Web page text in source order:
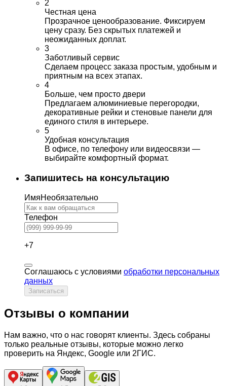
2
Честная цена
Прозрачное ценообразование. Фиксируем
цену сразу. Без скрытых платежей и
неожиданных доплат.
3
Заботливый сервис
Сделаем процесс заказа простым, удобным и
приятным на всех этапах.
4
Больше, чем просто двери
Предлагаем алюминиевые перегородки,
декоративные рейки и стеновые панели для
единого стиля в интерьере.
5
Удобная консультация
В офисе, по телефону или видеосвязи —
выбирайте комфортный формат.
Запишитесь на консультацию
ИмяНеобязательно
Телефон
+7
Соглашаюсь с условиями обработки персональных
данных
Записаться
Отзывы о компании
Нам важно, что о нас говорят клиенты. Здесь собраны
только реальные отзывы, которые можно легко
проверить на Яндекс, Google или 2ГИС.